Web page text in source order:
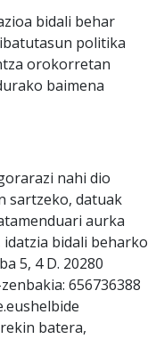
bidali behar
politika
orokorretan
baimena
nahi dio
sartzeko, datuak
aurka
bidali beharko
5, 4 D. 20280
656736388
batera,